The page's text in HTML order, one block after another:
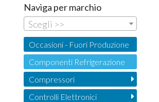
Naviga per marchio
Scegli >>
Occasioni - Fuori Produzione
Componenti Refrigerazione
Compressori
Controlli Elettronici